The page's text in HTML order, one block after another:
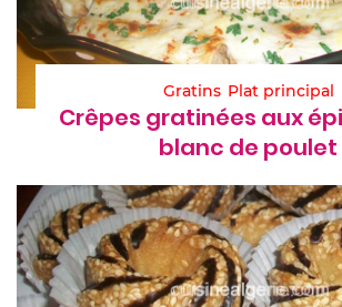
Gratins Plat principal
Crêpes gratinées aux
blanc de poulet